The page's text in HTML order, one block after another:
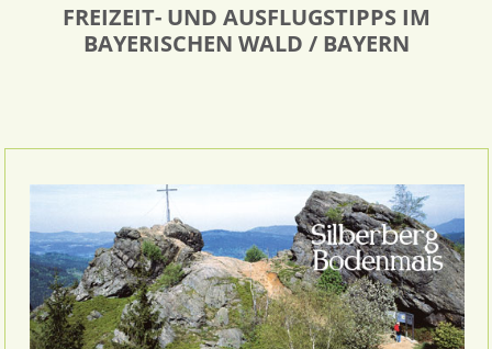
FREIZEIT- UND AUSFLUGSTIPPS IM
BAYERISCHEN WALD / BAYERN